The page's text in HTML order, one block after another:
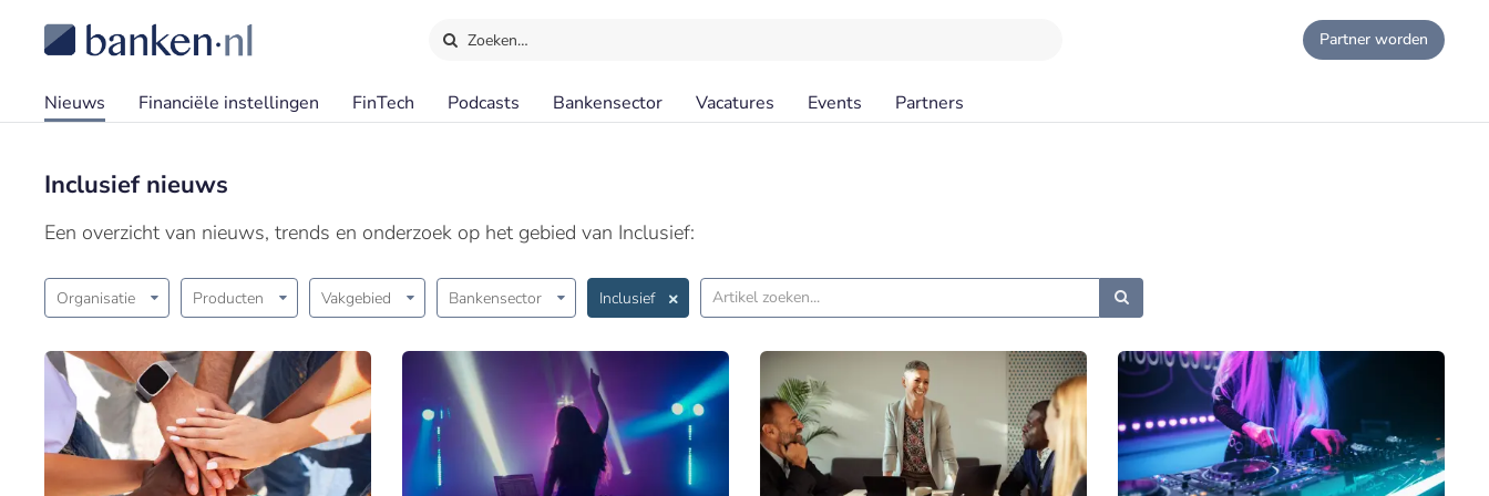
Zoeken… Partner worden
Nieuws Financiële instellingen FinTech Podcasts Bankensector Vacatures Events Partners
Inclusief nieuws
Een overzicht van nieuws, trends en onderzoek op het gebied van Inclusief:
Organisatie Producten Vakgebied Bankensector Inclusief